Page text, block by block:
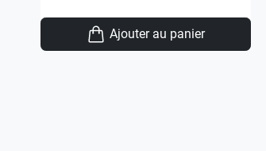
Ajouter au panier